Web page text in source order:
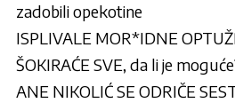
zadobili opekotine
ISPLIVALE MOR*IDNE
ŠOKIRAĆE SVE, da li je
ANE NIKOLIĆ SE ODRIČE